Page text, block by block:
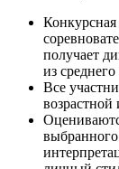
получает
из
Все
возрастной